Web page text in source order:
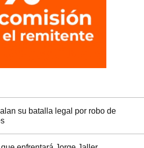
su batalla legal por robo de